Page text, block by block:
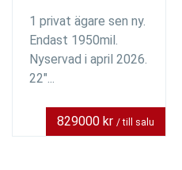
1 privat ägare sen ny.
Endast 1950mil.
Nyservad i april 2026.
22"...
829000 kr / till salu